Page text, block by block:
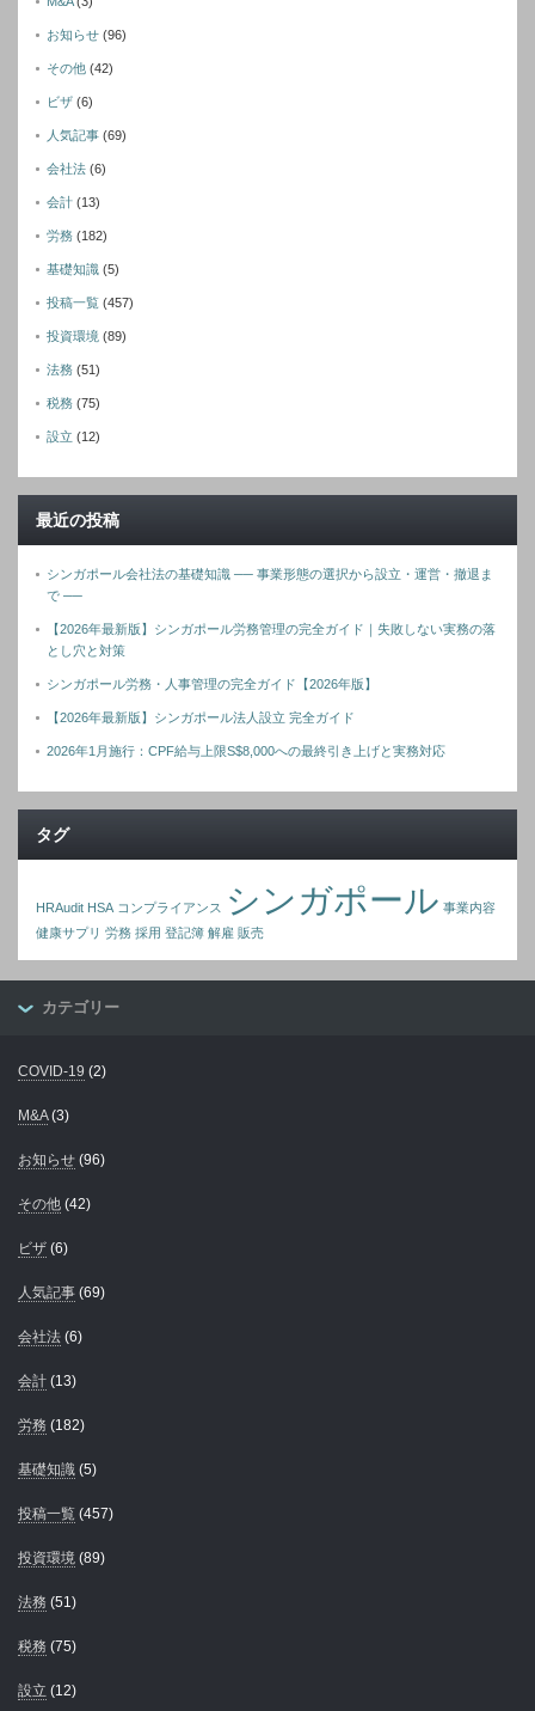
お知らせ (96)
その他 (42)
ビザ (6)
人気記事 (69)
会社法 (6)
会計 (13)
労務 (182)
基礎知識 (5)
投稿一覧 (457)
投資環境 (89)
法務 (51)
税務 (75)
設立 (12)
最近の投稿
シンガポール会社法の基礎知識 ── 事業形態の選択から設立・運営・撤退ま
で ──
【2026年最新版】シンガポール労務管理の完全ガイド｜失敗しない実務の落
とし穴と対策
シンガポール労務・人事管理の完全ガイド【2026年版】
【2026年最新版】シンガポール法人設立 完全ガイド
2026年1月施行：CPF給与上限S$8,000への最終引き上げと実務対応
タグ
HRAudit HSA コンプライアンス シンガポール 事業内容
健康サプリ 労務 採用 登記簿 解雇 販売
カテゴリー
COVID-19 (2)
M&A(3)
お知らせ (96)
その他 (42)
ビザ (6)
人気記事 (69)
会社法 (6)
会計 (13)
労務 (182)
基礎知識 (5)
投稿一覧 (457)
投資環境 (89)
法務 (51)
税務 (75)
設立 (12)